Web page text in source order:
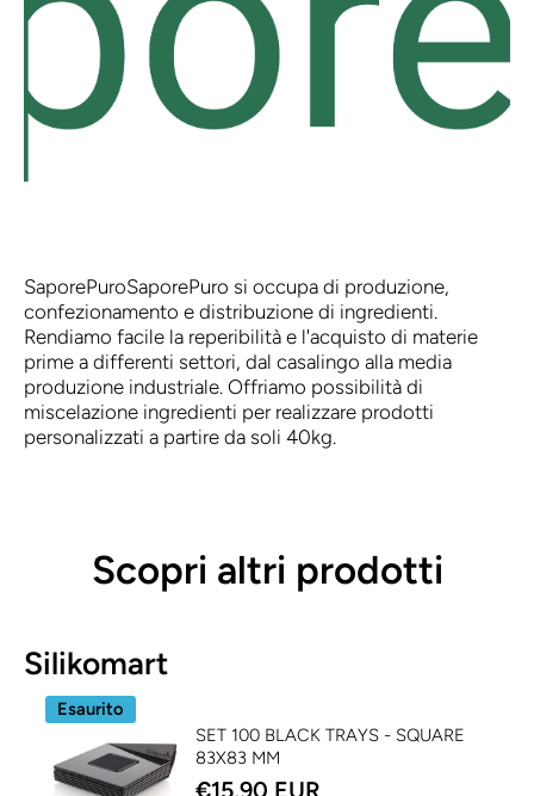
SaporePuroSaporePuro si occupa di produzione,
confezionamento e distribuzione di ingredienti.
Rendiamo facile la reperibilità e l'acquisto di materie
prime a differenti settori, dal casalingo alla media
produzione industriale. Offriamo possibilità di
miscelazione ingredienti per realizzare prodotti
personalizzati a partire da soli 40kg.
Scopri altri prodotti
Silikomart
Esaurito
SET 100 BLACK TRAYS - SQUARE
83X83 MM